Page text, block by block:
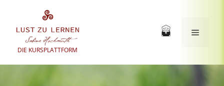
springen
DIE KURSPLATTFORM
Menü